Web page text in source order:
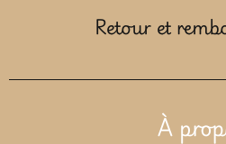
Retour et
À